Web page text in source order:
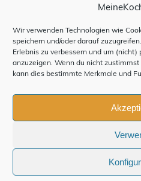
Wir verwenden Technologien wie
speichern und/oder darauf
Erlebnis zu verbessern und um
anzuzeigen. Wenn du nicht
kann dies bestimmte Merkmale und